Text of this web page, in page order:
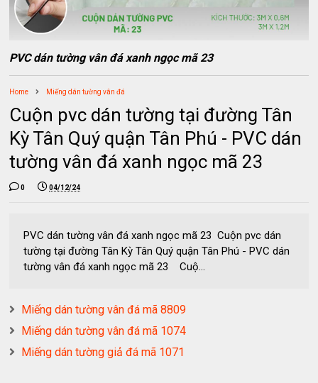
PVC dán tường vân đá xanh ngọc mã 23
Home Miếng dán tường vân đá
Cuộn pvc dán tường tại đường Tân
Kỳ Tân Quý quận Tân Phú - PVC dán
tường vân đá xanh ngọc mã 23
0 04/12/24
PVC dán tường vân đá xanh ngọc mã 23 Cuộn pvc dán
tường tại đường Tân Kỳ Tân Quý quận Tân Phú - PVC dán
tường vân đá xanh ngọc mã 23 Cuộ...
Miếng dán tường vân đá mã 8809
Miếng dán tường vân đá mã 1074
Miếng dán tường giả đá mã 1071